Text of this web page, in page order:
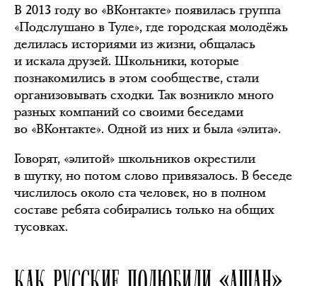
В 2013 году во «ВКонтакте» появилась группа
«Подслушано в Туле», где городская молодёжь
делилась историями из жизни, общалась
и искала друзей. Школьники, которые
познакомились в этом сообществе, стали
организовывать сходки. Так возникло много
разных компаний со своими беседами
во «ВКонтакте». Одной из них и была «элита».
Говорят, «элитой» школьников окрестили
в шутку, но потом слово привязалось. В беседе
числилось около ста человек, но в полном
составе ребята собирались только на общих
тусовках.